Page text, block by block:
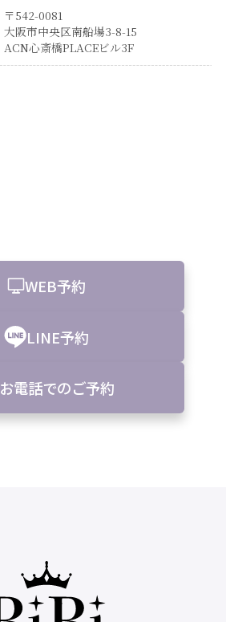
〒542-0081
大阪市中央区南船場3-8-15
ACN心斎橋PLACEビル3F
WEB予約
LINE予約
お電話でのご予約